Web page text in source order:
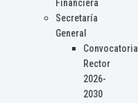
Financiera
Secretaría
General
Convocatoria
Rector
2026-
2030